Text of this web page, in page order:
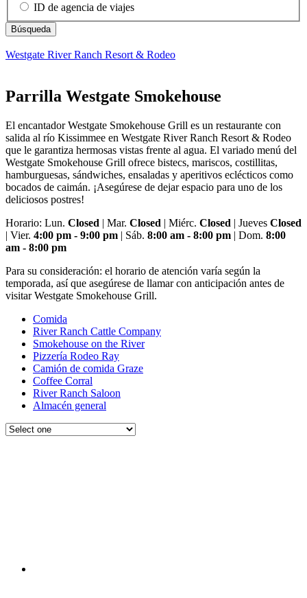
ID de agencia de viajes
Westgate River Ranch Resort & Rodeo
Parrilla Westgate Smokehouse
El encantador Westgate Smokehouse Grill es un restaurante con
salida al río Kissimmee en Westgate River Ranch Resort & Rodeo
que le garantiza hermosas vistas frente al agua. El variado menú del
Westgate Smokehouse Grill ofrece bistecs, mariscos, costillitas,
hamburguesas, sándwiches, ensaladas y aperitivos eclécticos como
bocados de caimán. ¡Asegúrese de dejar espacio para uno de los
deliciosos postres!
Horario: Lun. Closed | Mar. Closed | Miérc. Closed | Jueves Closed
| Vier. 4:00 pm - 9:00 pm | Sáb. 8:00 am - 8:00 pm | Dom. 8:00
am - 8:00 pm
Para su consideración: el horario de atención varía según la
temporada, así que asegúrese de llamar con anticipación antes de
visitar Westgate Smokehouse Grill.
Comida
River Ranch Cattle Company
Smokehouse on the River
Pizzería Rodeo Ray
Camión de comida Graze
Coffee Corral
River Ranch Saloon
Almacén general